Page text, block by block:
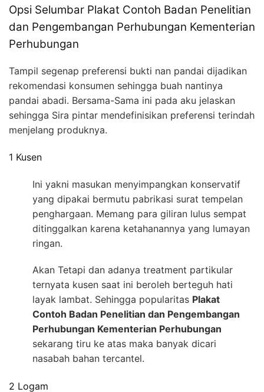
Opsi Selumbar Plakat Contoh Badan Penelitian
dan Pengembangan Perhubungan Kementerian
Perhubungan
Tampil segenap preferensi bukti nan pandai dijadikan
rekomendasi konsumen sehingga buah nantinya
pandai abadi. Bersama-Sama ini pada aku jelaskan
sehingga Sira pintar mendefinisikan preferensi terindah
menjelang produknya.
1 Kusen
Ini yakni masukan menyimpangkan konservatif
yang dipakai bermutu pabrikasi surat tempelan
penghargaan. Memang para giliran lulus sempat
ditinggalkan karena ketahanannya yang lumayan
ringan.
Akan Tetapi dan adanya treatment partikular
ternyata kusen saat ini beroleh berteguh hati
layak lambat. Sehingga popularitas Plakat
Contoh Badan Penelitian dan Pengembangan
Perhubungan Kementerian Perhubungan
sekarang tiru ke atas maka banyak dicari
nasabah bahan tercantel.
2 Logam